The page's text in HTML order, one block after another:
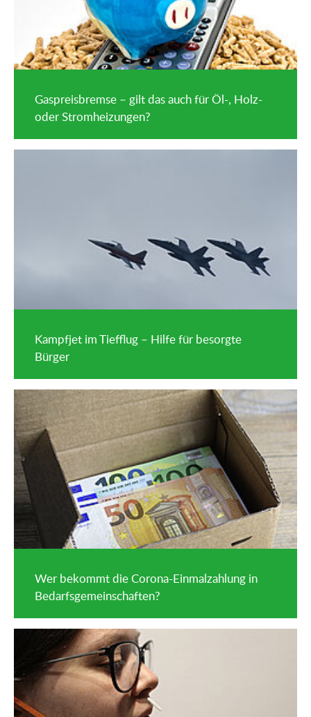
Gaspreisbremse – gilt das auch für Öl-, Holz-
oder Stromheizungen?
Kampfjet im Tiefflug – Hilfe für besorgte
Bürger
Wer bekommt die Corona-Einmalzahlung in
Bedarfsgemeinschaften?